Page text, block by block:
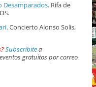
Desamparados. Rifa de
. Concierto Alonso Solis,
Subscribitea
gratuitos por correo